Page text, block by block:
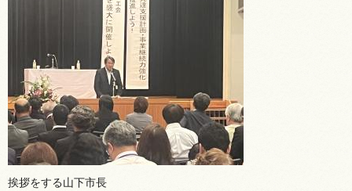
挨拶をする山下市長